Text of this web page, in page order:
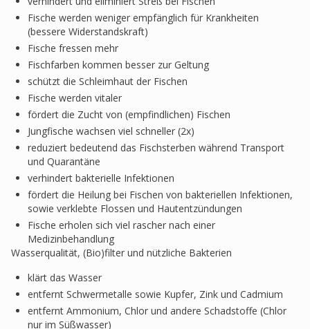
Fische werden weniger empfänglich für Krankheiten
(bessere Widerstandskraft)
Fische fressen mehr
Fischfarben kommen besser zur Geltung
schützt die Schleimhaut der Fischen
Fische werden vitaler
fördert die Zucht von (empfindlichen) Fischen
Jungfische wachsen viel schneller (2x)
reduziert bedeutend das Fischsterben während Transport
und Quarantäne
verhindert bakterielle Infektionen
fördert die Heilung bei Fischen von bakteriellen Infektionen,
sowie verklebte Flossen und Hautentzündungen
Fische erholen sich viel rascher nach einer
Medizinbehandlung
Wasserqualität, (Bio)filter und nützliche Bakterien
klärt das Wasser
entfernt Schwermetalle sowie Kupfer, Zink und Cadmium
entfernt Ammonium, Chlor und andere Schadstoffe (Chlor
nur im Süßwasser)